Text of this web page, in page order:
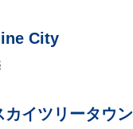
City
イツリータウン